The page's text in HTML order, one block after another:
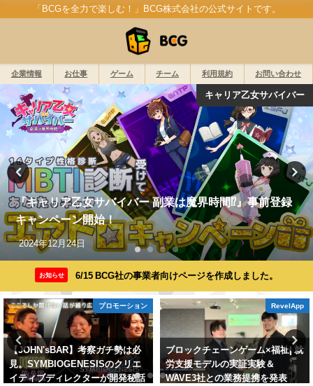
「BCGを全力で楽しむ！」BCG株式会社の公式サイトです。
企業情報 お仕事 ゲーム チーム 利用規約 お問い合わせ
キャリア乙女サバイバー
『キャリア乙女サバイバー 副業は魔界時間⁉』事前登録
キャンペーン開始！
2024年12月24日
お知らせ 6/15 BCG社の事業者向けページを作成しました。
プロモーション
【JOHN'sBAR】考察ガチ勢は必
見。SYMBIOGENESISのクリエ
イティブディレクターが開発秘話
RevelApp
ブロックチェーンゲーム×福祉| 就
労支援モデルの実証実験＆
WAVE3社との業務提携を発表